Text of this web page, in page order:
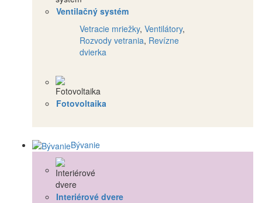
Ventilačný systém
Vetracie mriežky, Ventilátory,
Rozvody vetrania, Revízne
dvierka
Fotovoltaika
Bývanie
Interiérové dvere